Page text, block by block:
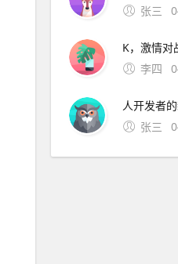
张三
K，激情对
李四
张三